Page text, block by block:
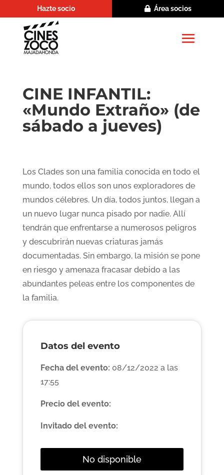
Hazte socio Área socios
CINE INFANTIL:
«Mundo Extraño» (de
sábado a jueves)
Los Clades son una familia conocida en todo el
mundo, todos ellos son unos exploradores de
mundos célebres. Un día, todos juntos, llegan a
un nuevo lugar nunca pisado por nadie. Allí
tendrán que enfrentarse a numerosos peligros
y descubrirán nuevas criaturas jamás
documentadas. Sin embargo, la misión se pone
en riesgo y amenaza fracasar debido a las
abundantes peleas entre los componentes de
la familia.
Datos del evento
Fecha del evento: 08/12/2022 a las
17:55
Precio del evento:
Invitado del evento:
No disponible